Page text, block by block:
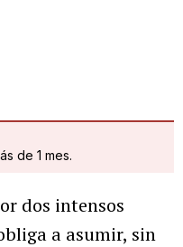
de 1 mes.
dos intensos
a asumir, sin